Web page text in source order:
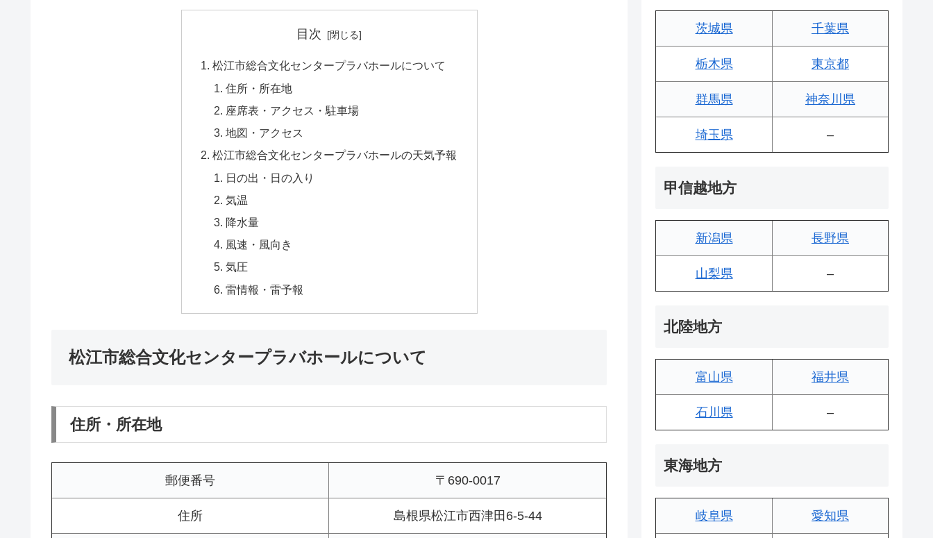
目次
松江市総合文化センタープラバホールについて
住所・所在地
座席表・アクセス・駐車場
地図・アクセス
松江市総合文化センタープラバホールの天気予報
日の出・日の入り
気温
降水量
風速・風向き
気圧
雷情報・雷予報
松江市総合文化センタープラバホールについて
住所・所在地
郵便番号 〒690-0017
住所 島根県松江市西津田6-5-44
茨城県 千葉県
栃木県 東京都
群馬県 神奈川県
埼玉県 –
甲信越地方
新潟県 長野県
山梨県 –
北陸地方
富山県 福井県
石川県 –
東海地方
岐阜県 愛知県